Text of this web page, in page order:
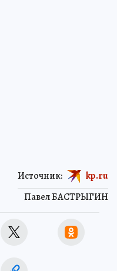
Павел БАСТРЫГИН
Источник: kp.ru